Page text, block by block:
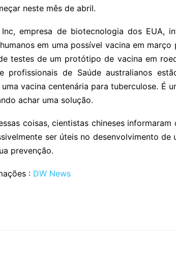
neste mês de abril.
empresa de biotecnologia dos EUA,
em uma possível vacina em
testes de um protótipo de vacina em
profissionais de Saúde australianos
vacina centenária para tuberculose. É
achar uma solução.
coisas, cientistas chineses
ser úteis no desenvolvimento de
prevenção.
: DW News